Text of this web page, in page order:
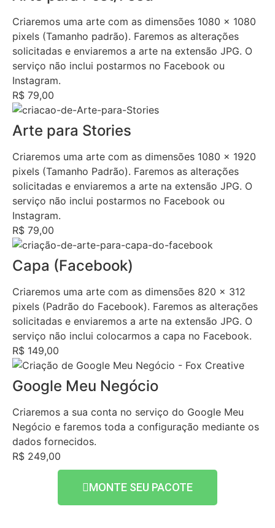
Criaremos uma arte com as dimensões 1080 x 1080
pixels (Tamanho padrão). Faremos as alterações
solicitadas e enviaremos a arte na extensão JPG. O
serviço não inclui postarmos no Facebook ou
Instagram.
R$ 79,00
Arte para Stories
Criaremos uma arte com as dimensões 1080 x 1920
pixels (Tamanho Padrão). Faremos as alterações
solicitadas e enviaremos a arte na extensão JPG. O
serviço não inclui postarmos no Facebook ou
Instagram.
R$ 79,00
Capa (Facebook)
Criaremos uma arte com as dimensões 820 x 312
pixels (Padrão do Facebook). Faremos as alterações
solicitadas e enviaremos a arte na extensão JPG. O
serviço não inclui colocarmos a capa no Facebook.
R$ 149,00
Google Meu Negócio
Criaremos a sua conta no serviço do Google Meu
Negócio e faremos toda a configuração mediante os
dados fornecidos.
R$ 249,00
MONTE SEU PACOTE